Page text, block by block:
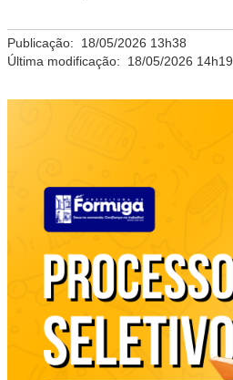
Publicação: 18/05/2026 13h38
Última modificação: 18/05/2026 14h19